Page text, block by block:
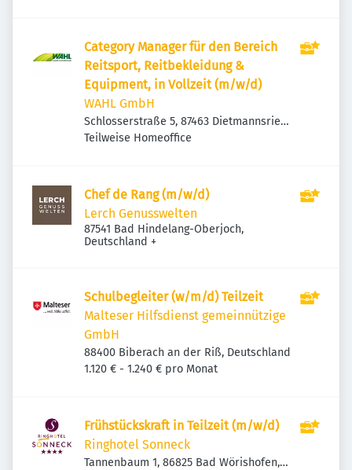
Category Manager für den Bereich
Reitsport, Reitbekleidung &
Equipment, in Vollzeit (m/w/d)
WAHL GmbH
Schlosserstraße 5, 87463 Dietmannsried,
Deutschland
Teilweise Homeoffice
Chef de Rang (m/w/d)
Lerch Genusswelten
87541 Bad Hindelang-Oberjoch,
Deutschland +
Schulbegleiter (w/m/d) Teilzeit
Malteser Hilfsdienst gemeinnützige
GmbH
88400 Biberach an der Riß, Deutschland
1.120 € - 1.240 € pro Monat
Frühstückskraft in Teilzeit (m/w/d)
Ringhotel Sonneck
Tannenbaum 1, 86825 Bad Wörishofen,